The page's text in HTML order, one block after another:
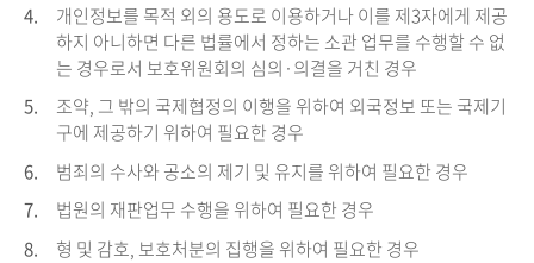
4.
개인정보를 목적 외의 용도로 이용하거나 이를 제3자에게 제공
하지 아니하면 다른 법률에서 정하는 소관 업무를 수행할 수 없
는 경우로서 보호위원회의 심의·의결을 거친 경우
5.
조약, 그 밖의 국제협정의 이행을 위하여 외국정보 또는 국제기
구에 제공하기 위하여 필요한 경우
6.
범죄의 수사와 공소의 제기 및 유지를 위하여 필요한 경우
7.
법원의 재판업무 수행을 위하여 필요한 경우
8.
형 및 감호, 보호처분의 집행을 위하여 필요한 경우